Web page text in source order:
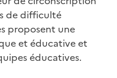
de difficulté
proposent une
et éducative et
éducatives.